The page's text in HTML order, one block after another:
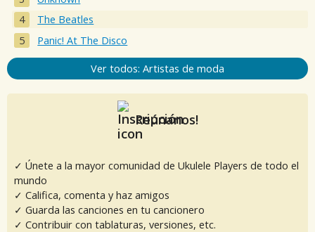
The Beatles
Panic! At The Disco
Ver todos: Artistas de moda
Reúnanos!
✓ Únete a la mayor comunidad de Ukulele Players de todo el
mundo
✓ Califica, comenta y haz amigos
✓ Guarda las canciones en tu cancionero
✓ Contribuir con tablaturas, versiones, etc.